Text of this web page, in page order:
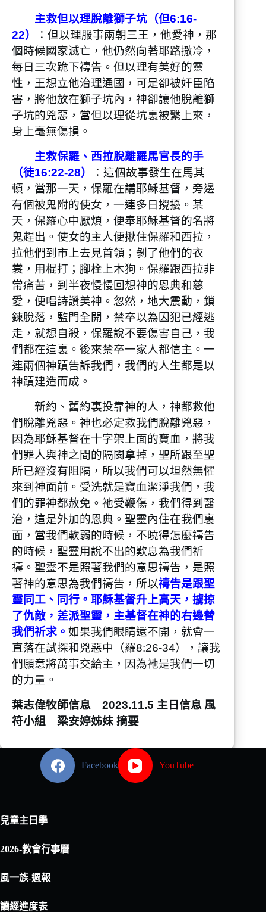
主救但以理脫離獅子坑（但6:16-
22）
：但以理服事兩朝三王，他愛神，那
個時候國家滅亡，他仍然向著耶路撒冷，
每日三次跪下禱告。但以理有美好的靈
性，王想立他治理通國，可是卻被奸臣陷
害，將他放在獅子坑內，神卻讓他脫離獅
子坑的兇惡，當但以理從坑裏被繫上來，
身上毫無傷損。
主救保羅、西拉脫離羅馬官長的手
（徒16:22-28）
：這個故事發生在馬其
頓，當那一天，保羅在講耶穌基督，旁邊
有個被鬼附的使女，一連多日攪擾。某
天，保羅心中厭煩，便奉耶穌基督的名將
鬼趕出。使女的主人便揪住保羅和西拉，
拉他們到市上去見首領；剝了他們的衣
裳，用棍打；腳栓上木狗。保羅跟西拉非
常痛苦，到半夜慢慢回想神的恩典和慈
愛，便唱詩讚美神。忽然，地大震動，鎖
鍊脫落，監門全開，禁卒以為囚犯已經逃
走，就想自殺，保羅說不要傷害自己，我
們都在這裏。後來禁卒一家人都信主。一
連兩個神蹟告訴我們，我們的人生都是以
神蹟建造而成。
新約、舊約裏投靠神的人，神都救他
們脫離兇惡。神也必定救我們脫離兇惡，
因為耶穌基督在十字架上面的寶血，將我
們罪人與神之間的隔閡拿掉，聖所跟至聖
所已經沒有阻隔，所以我們可以坦然無懼
來到神面前。受洗就是寶血潔淨我們，我
們的罪神都赦免。祂受鞭傷，我們得到醫
治，這是外加的恩典。聖靈內住在我們裏
面，當我們軟弱的時候，不曉得怎麼禱告
的時候，聖靈用說不出的歎息為我們祈
禱。聖靈不是照著我們的意思禱告，是照
著神的意思為我們禱告，所以禱告是跟聖
靈同工、同行。耶穌基督升上高天，擄掠
了仇敵，差派聖靈，主基督在神的右邊替
我們祈求。 如果我們眼睛還不開，就會一
直落在試探和兇惡中（羅8:26-34），讓我
們願意將萬事交給主，因為祂是我們一切
的力量。
葉志偉牧師信息 2023.11.5 主日信息 風
符小組 梁安婷姊妹 摘要
Facebook YouTube
兒童主日學
2026-教會行事曆
風一族-週報
讀經進度表